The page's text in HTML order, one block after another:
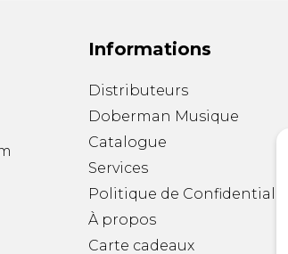
Trompette
Ukulélé
Violoncelle
Voix
Informations
Distributeurs
Doberman Musique
Catalogue
Services
Politique de Confidentialité
À propos
Carte cadeaux